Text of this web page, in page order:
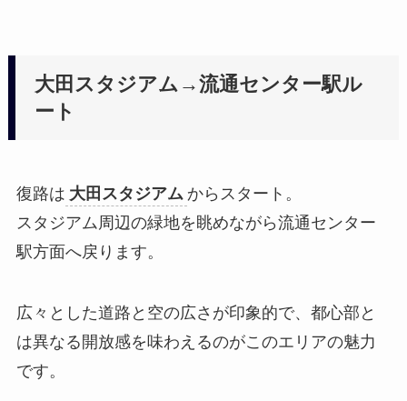
大田スタジアム→流通センター駅ル
ート
復路は 大田スタジアム からスタート。
スタジアム周辺の緑地を眺めながら流通センター
駅方面へ戻ります。
広々とした道路と空の広さが印象的で、都心部と
は異なる開放感を味わえるのがこのエリアの魅力
です。